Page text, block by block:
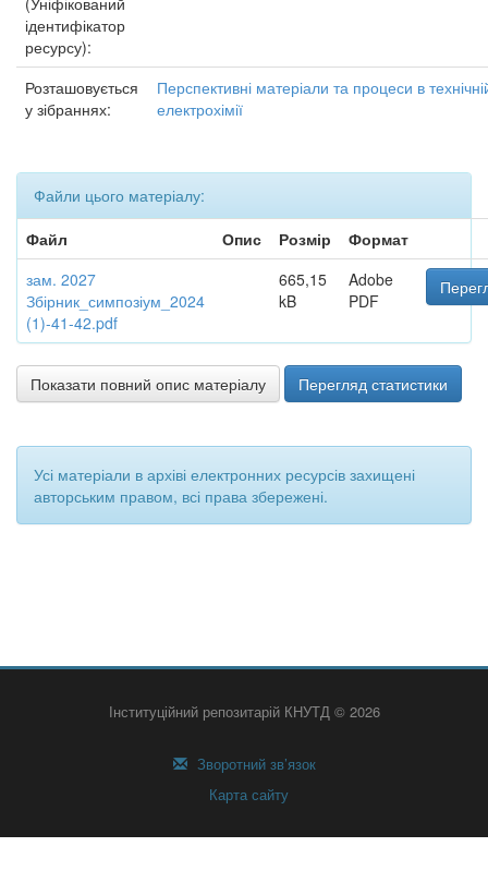
ідентифікатор
ресурсу):
Розташовується
у зібраннях:
Перспективні матеріали та процеси в
електрохімії
Файли цього матеріалу:
Файл
Опис Розмір
Формат
зам. 2027
Збірник_симпозіум_2024
(1)-41-42.pdf
665,15
kB
Adobe
PDF
Показати повний опис матеріалу Перегляд статистики
Усі матеріали в архіві електронних ресурсів захищені
авторським правом, всі права збережені.
Інституційний репозитарій КНУТД © 2026
Зворотний зв’язок
Карта сайту